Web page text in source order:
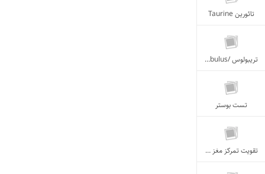
تائورین Taurine
تریبولوس /Tribulus
تست بوستر
تقویت تمرکز مغز و...